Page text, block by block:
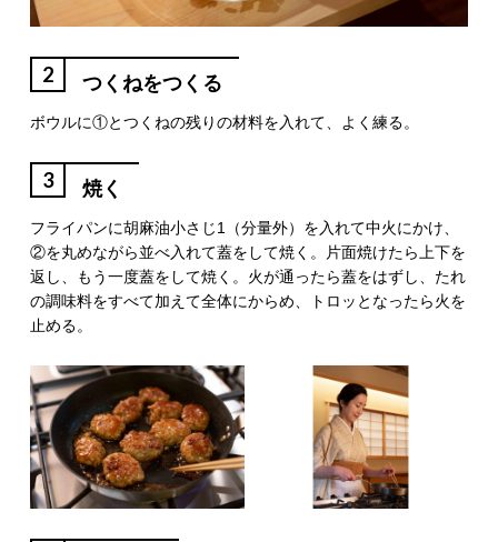
2 つくねをつくる
ボウルに①とつくねの残りの材料を入れて、よく練る。
3 焼く
フライパンに胡麻油小さじ1（分量外）を入れて中火にかけ、
②を丸めながら並べ入れて蓋をして焼く。片面焼けたら上下を
返し、もう一度蓋をして焼く。火が通ったら蓋をはずし、たれ
の調味料をすべて加えて全体にからめ、トロッとなったら火を
止める。